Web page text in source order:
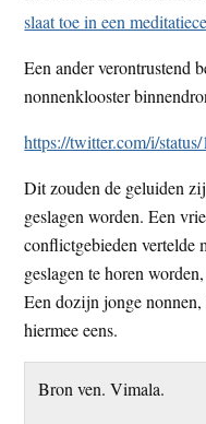
slaat toe in een
Een ander verontrustend
nonnenklooster
https://twitter.com/i/
Dit zouden de geluiden
geslagen worden. Een
conflictgebieden vertelde
geslagen te horen
Een dozijn jonge
hiermee eens.
Bron ven. Vimala.